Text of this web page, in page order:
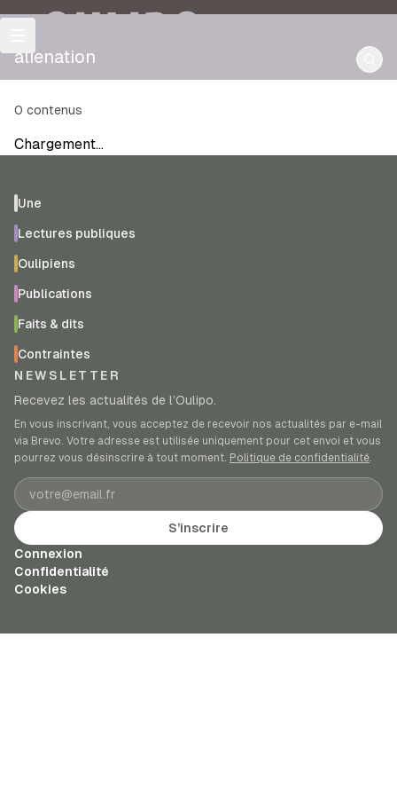
OULIPO
alienation
0 contenus
Chargement…
Une
Lectures publiques
Oulipiens
Publications
Faits & dits
Contraintes
NEWSLETTER
Recevez les actualités de l’Oulipo.
En vous inscrivant, vous acceptez de recevoir nos actualités par e-mail
via Brevo. Votre adresse est utilisée uniquement pour cet envoi et vous
pourrez vous désinscrire à tout moment. Politique de confidentialité.
Adresse e-mail
S’inscrire
Connexion
Confidentialité
Cookies